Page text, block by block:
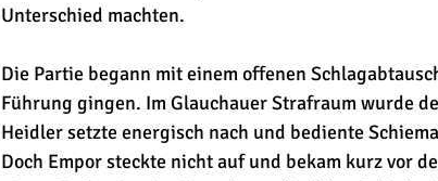
Unterschied machten.
Die Partie begann mit einem offenen
Führung gingen. Im Glauchauer Strafraum wurde
Heidler setzte energisch nach und bediente
Doch Empor steckte nicht auf und bekam kurz vor